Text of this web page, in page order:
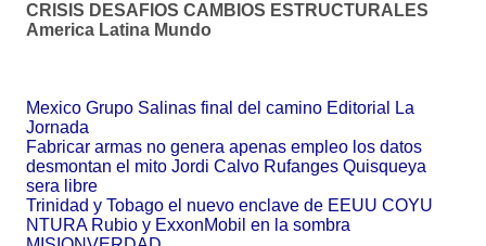
CRISIS DESAFIOS CAMBIOS ESTRUCTURALES
America Latina Mundo
Mexico Grupo Salinas final del camino Editorial La
Jornada
Fabricar armas no genera apenas empleo los datos
desmontan el mito Jordi Calvo Rufanges Quisqueya
sera libre
Trinidad y Tobago el nuevo enclave de EEUU COYU
NTURA Rubio y ExxonMobil en la sombra